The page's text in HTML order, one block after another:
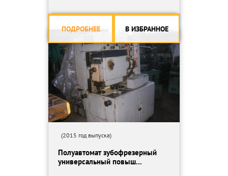
ПОДРОБНЕЕ В ИЗБРАННОЕ
(2015 год выпуска)
Полуавтомат зубофрезерный
универсальный повыш...